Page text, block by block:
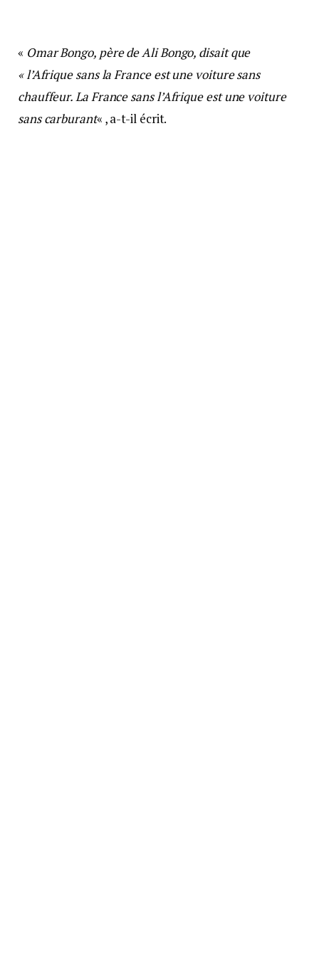
« Omar Bongo, père de Ali Bongo, disait que
« l’Afrique sans la France est une voiture sans
chauffeur. La France sans l’Afrique est une voiture
sans carburant« , a-t-il écrit.